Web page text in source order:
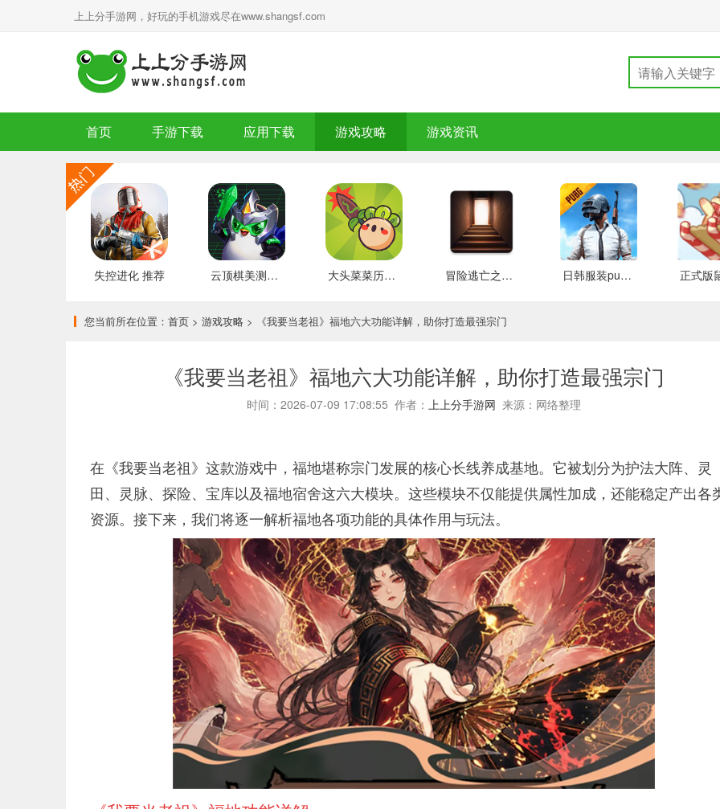
上上分手游网，好玩的手机游戏尽在www.shangsf.com
首页 手游下载 应用下载 游戏攻略 游戏资讯
失控进化 推荐 云顶棋美测服 最新版 大头菜菜历险记 好玩的 冒险逃亡之谜 推荐 日韩服装pubg 好玩的
您当前所在位置： 首页 > 游戏攻略 > 《我要当老祖》福地六大功能详解，助你打造最强宗门
《我要当老祖》福地六大功能详解，助你打造最强宗门
时间：2026-07-09 17:08:55 作者： 上上分手游网 来源：网络整理
在《我要当老祖》这款游戏中，福地堪称宗门发展的核心长线养成基地。它被划分为护法大阵、灵
田、灵脉、探险、宝库以及福地宿舍这六大模块。这些模块不仅能提供属性加成，还能稳定产出各
资源。接下来，我们将逐一解析福地各项功能的具体作用与玩法。